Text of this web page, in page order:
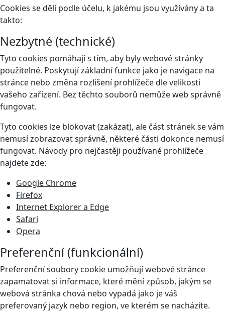
Cookies se dělí podle účelu, k jakému jsou využívány a ta
takto:
Nezbytné (technické)
Tyto cookies pomáhají s tím, aby byly webové stránky
použitelné. Poskytují základní funkce jako je navigace na
stránce nebo změna rozlišení prohlížeče dle velikosti
vašeho zařízení. Bez těchto souborů nemůže web správně
fungovat.
Tyto cookies lze blokovat (zakázat), ale část stránek se vám
nemusí zobrazovat správně, některé části dokonce nemusí
fungovat. Návody pro nejčastěji používané prohlížeče
najdete zde:
Google Chrome
Firefox
Internet Explorer a Edge
Safari
Opera
Preferenční (funkcionální)
Preferenční soubory cookie umožňují webové stránce
zapamatovat si informace, které mění způsob, jakým se
webová stránka chová nebo vypadá jako je váš
preferovaný jazyk nebo region, ve kterém se nacházíte.